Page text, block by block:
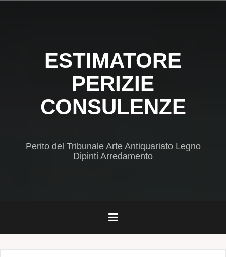
ESTIMATORE
PERIZIE
CONSULENZE
Perito del Tribunale Arte Antiquariato Legno
Dipinti Arredamento